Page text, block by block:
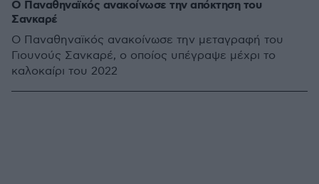
Ο Παναθηναϊκός ανακοίνωσε την απόκτηση του
Σανκαρέ
Ο Παναθηναϊκός ανακοίνωσε την μεταγραφή του
Γιουνούς Σανκαρέ, ο οποίος υπέγραψε μέχρι το
καλοκαίρι του 2022